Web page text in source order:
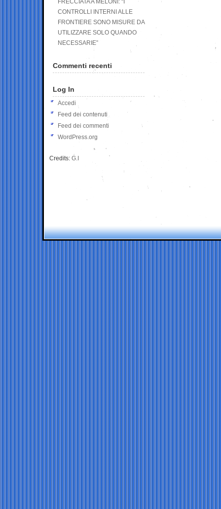
FRECCIATA A MELONI: “I
CONTROLLI INTERNI ALLE
FRONTIERE SONO MISURE DA
UTILIZZARE SOLO QUANDO
NECESSARIE”
Commenti recenti
Log In
Accedi
Feed dei contenuti
Feed dei commenti
WordPress.org
Credits: G.I